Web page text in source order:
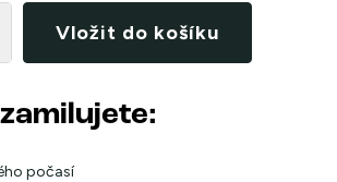
Vložit do košíku
počasí